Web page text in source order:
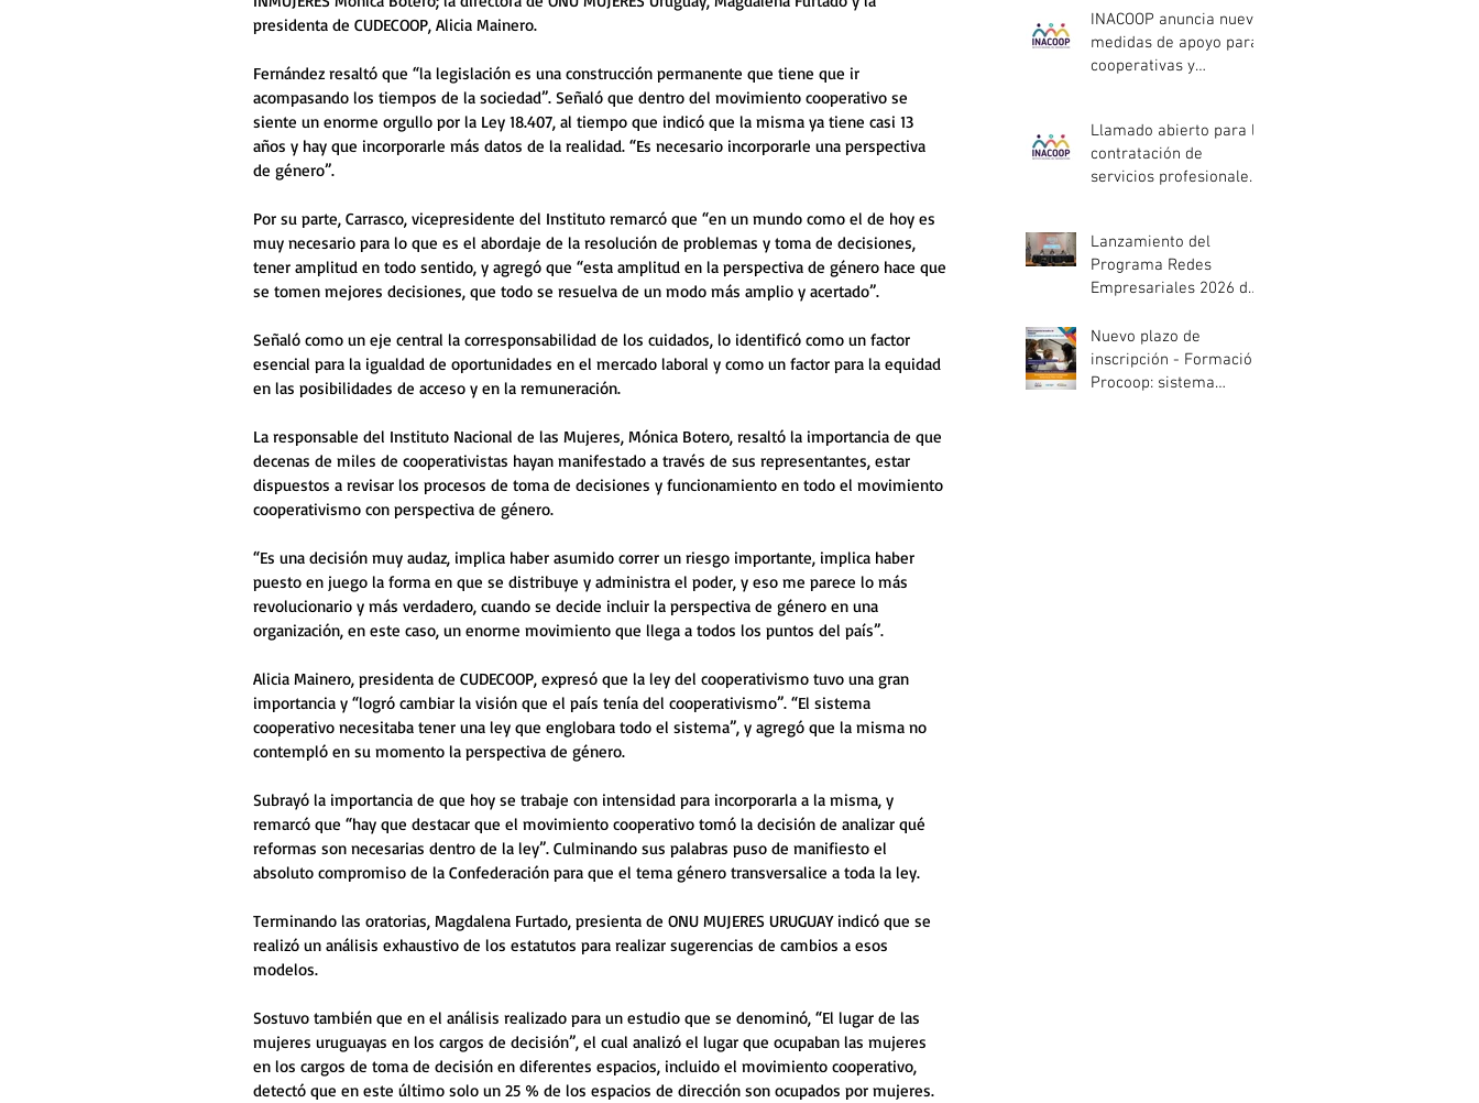
presidenta de CUDECOOP, Alicia Mainero.
Fernández resaltó que “la legislación es una construcción permanente que tiene que ir
acompasando los tiempos de la sociedad”. Señaló que dentro del movimiento cooperativo se
siente un enorme orgullo por la Ley 18.407, al tiempo que indicó que la misma ya tiene casi 13
años y hay que incorporarle más datos de la realidad. “Es necesario incorporarle una perspectiva
de género”.
Por su parte, Carrasco, vicepresidente del Instituto remarcó que “en un mundo como el de hoy es
muy necesario para lo que es el abordaje de la resolución de problemas y toma de decisiones,
tener amplitud en todo sentido, y agregó que “esta amplitud en la perspectiva de género hace que
se tomen mejores decisiones, que todo se resuelva de un modo más amplio y acertado”.
Señaló como un eje central la corresponsabilidad de los cuidados, lo identificó como un factor
esencial para la igualdad de oportunidades en el mercado laboral y como un factor para la equidad
en las posibilidades de acceso y en la remuneración.
La responsable del Instituto Nacional de las Mujeres, Mónica Botero, resaltó la importancia de que
decenas de miles de cooperativistas hayan manifestado a través de sus representantes, estar
dispuestos a revisar los procesos de toma de decisiones y funcionamiento en todo el movimiento
cooperativismo con perspectiva de género.
“Es una decisión muy audaz, implica haber asumido correr un riesgo importante, implica haber
puesto en juego la forma en que se distribuye y administra el poder, y eso me parece lo más
revolucionario y más verdadero, cuando se decide incluir la perspectiva de género en una
organización, en este caso, un enorme movimiento que llega a todos los puntos del país”.
Alicia Mainero, presidenta de CUDECOOP, expresó que la ley del cooperativismo tuvo una gran
importancia y “logró cambiar la visión que el país tenía del cooperativismo”. “El sistema
cooperativo necesitaba tener una ley que englobara todo el sistema”, y agregó que la misma no
contempló en su momento la perspectiva de género.
Subrayó la importancia de que hoy se trabaje con intensidad para incorporarla a la misma, y
remarcó que “hay que destacar que el movimiento cooperativo tomó la decisión de analizar qué
reformas son necesarias dentro de la ley”. Culminando sus palabras puso de manifiesto el
absoluto compromiso de la Confederación para que el tema género transversalice a toda la ley.
Terminando las oratorias, Magdalena Furtado, presienta de ONU MUJERES URUGUAY indicó que se
realizó un análisis exhaustivo de los estatutos para realizar sugerencias de cambios a esos
modelos.
Sostuvo también que en el análisis realizado para un estudio que se denominó, “El lugar de las
mujeres uruguayas en los cargos de decisión”, el cual analizó el lugar que ocupaban las mujeres
en los cargos de toma de decisión en diferentes espacios, incluido el movimiento cooperativo,
detectó que en este último solo un 25 % de los espacios de dirección son ocupados por mujeres.
INACOOP anuncia nueve
medidas de apoyo para
cooperativas y
afectadas por el
temporal
Llamado abierto para la
contratación de
servicios profesionales
Lanzamiento del
Programa Redes
Empresariales 2026 de
Nuevo plazo de
inscripción - Formación
Procoop: sistema